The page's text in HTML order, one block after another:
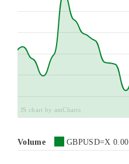
JS chart by amCharts
Volume GBPUSD=X 0.00